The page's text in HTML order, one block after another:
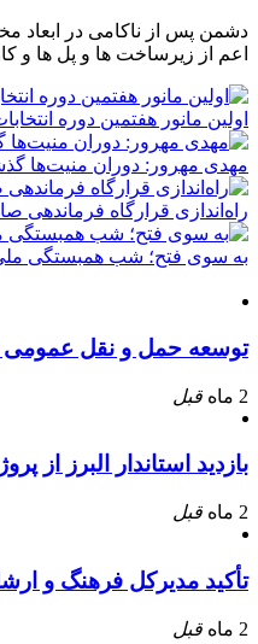
دشمن پس از ناکامی در ابعاد
اعم از زیرساخت ها و پل ها و
اولین مانور هفتمین دوره
مهدی مهرور: دوران منیت‌ها
راه‌اندازی قرارگاه فرماندهی
به سوی فتح؛ شب همبستگی ملی
توسعه حمل و نقل
2 ماه قبل
بازدید استاندار البرز از
2 ماه قبل
تأکید مدیرکل فرهنگ و
2 ماه قبل